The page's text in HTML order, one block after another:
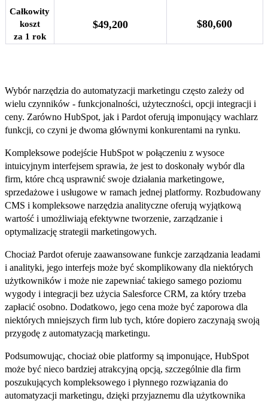
Całkowity
koszt
za 1 rok
$49,200 $80,600
Wybór narzędzia do automatyzacji marketingu często zależy od
wielu czynników - funkcjonalności, użyteczności, opcji integracji i
ceny. Zarówno HubSpot, jak i Pardot oferują imponujący wachlarz
funkcji, co czyni je dwoma głównymi konkurentami na rynku.
Kompleksowe podejście HubSpot w połączeniu z wysoce
intuicyjnym interfejsem sprawia, że jest to doskonały wybór dla
firm, które chcą usprawnić swoje działania marketingowe,
sprzedażowe i usługowe w ramach jednej platformy. Rozbudowany
CMS i kompleksowe narzędzia analityczne oferują wyjątkową
wartość i umożliwiają efektywne tworzenie, zarządzanie i
optymalizację strategii marketingowych.
Chociaż Pardot oferuje zaawansowane funkcje zarządzania leadami
i analityki, jego interfejs może być skomplikowany dla niektórych
użytkowników i może nie zapewniać takiego samego poziomu
wygody i integracji bez użycia Salesforce CRM, za który trzeba
zapłacić osobno. Dodatkowo, jego cena może być zaporowa dla
niektórych mniejszych firm lub tych, które dopiero zaczynają swoją
przygodę z automatyzacją marketingu.
Podsumowując, chociaż obie platformy są imponujące, HubSpot
może być nieco bardziej atrakcyjną opcją, szczególnie dla firm
poszukujących kompleksowego i płynnego rozwiązania do
automatyzacji marketingu, dzięki przyjaznemu dla użytkownika